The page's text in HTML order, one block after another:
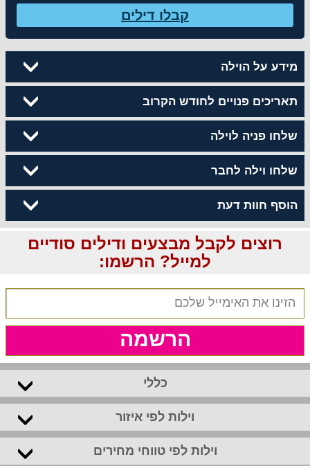
קבלו דילים
מידע על הוילה
תאריכים פנויים לחודש הקרוב
שלחו פניה לוילה
שלחו וילה לחבר
הוסף חוות דעת
רוצים לקבל מבצעים ודילים סודיים
למייל? הרשמו:
הרשמה
כללי
וילות לפי איזור
וילות לפי טווחי מחירים